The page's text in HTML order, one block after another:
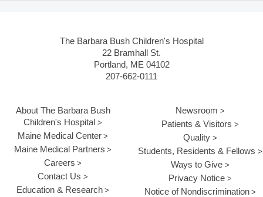
The Barbara Bush Children's Hospital
22 Bramhall St.
Portland, ME 04102
207-662-0111
About The Barbara Bush
Children's Hospital
Maine Medical Center
Maine Medical Partners
Careers
Contact Us
Education & Research
Newsroom
Patients & Visitors
Quality
Students, Residents & Fellows
Ways to Give
Privacy Notice
Notice of Nondiscrimination